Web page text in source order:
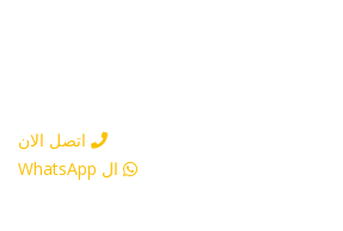
اتصل الان
ال WhatsApp